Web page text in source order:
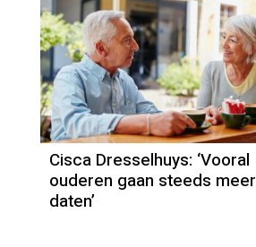
Column
Cisca Dresselhuys
Cisca Dresselhuys: ‘Vooral
ouderen gaan steeds meer
daten’